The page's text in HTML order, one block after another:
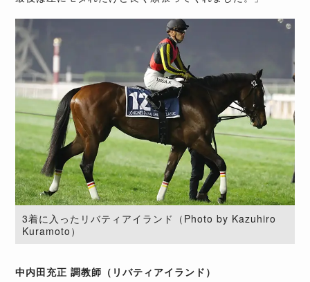
3着に入ったリバティアイランド（Photo by Kazuhiro
Kuramoto）
中内田充正 調教師（リバティアイランド）